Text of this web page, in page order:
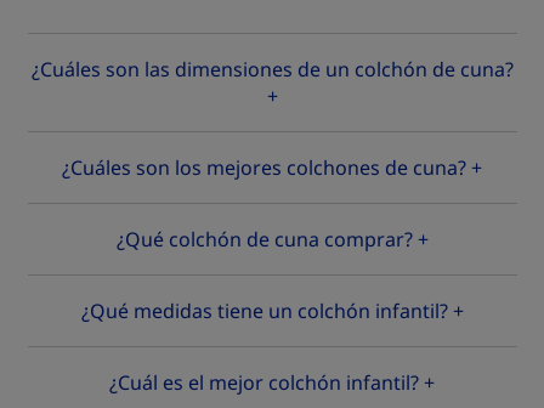
¿Cuáles son las dimensiones de un colchón de cuna?
+
¿Cuáles son los mejores colchones de cuna? +
¿Qué colchón de cuna comprar? +
¿Qué medidas tiene un colchón infantil? +
¿Cuál es el mejor colchón infantil? +